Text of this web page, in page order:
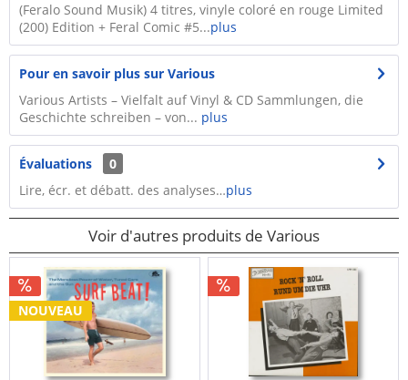
(Feralo Sound Musik) 4 titres, vinyle coloré en rouge Limited
(200) Edition + Feral Comic #5...plus
Pour en savoir plus sur Various
Various Artists – Vielfalt auf Vinyl & CD Sammlungen, die
Geschichte schreiben – von... plus
Évaluations
0
Lire, écr. et débatt. des analyses…plus
Voir d'autres produits de Various
NOUVEAU